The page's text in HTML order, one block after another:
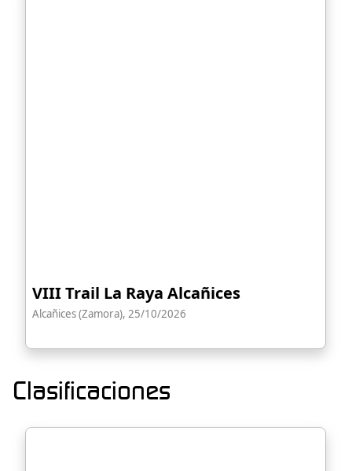
VIII Trail La Raya Alcañices
Alcañices (Zamora), 25/10/2026
Clasificaciones